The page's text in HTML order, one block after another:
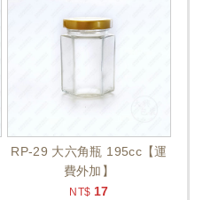
RP-29 大六角瓶 195cc【運
費外加】
NT$ 17